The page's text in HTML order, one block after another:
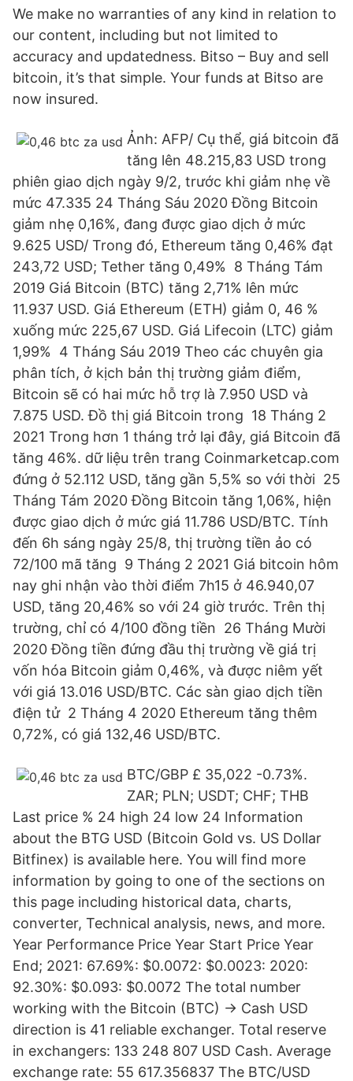
We make no warranties of any kind in relation to
our content, including but not limited to
accuracy and updatedness. Bitso – Buy and sell
bitcoin, it’s that simple. Your funds at Bitso are
now insured.
Ảnh: AFP/ Cụ thể, giá bitcoin đã
tăng lên 48.215,83 USD trong
phiên giao dịch ngày 9/2, trước khi giảm nhẹ về
mức 47.335 24 Tháng Sáu 2020 Đồng Bitcoin
giảm nhẹ 0,16%, đang được giao dịch ở mức
9.625 USD/ Trong đó, Ethereum tăng 0,46% đạt
243,72 USD; Tether tăng 0,49% 8 Tháng Tám
2019 Giá Bitcoin (BTC) tăng 2,71% lên mức
11.937 USD. Giá Ethereum (ETH) giảm 0, 46 %
xuống mức 225,67 USD. Giá Lifecoin (LTC) giảm
1,99% 4 Tháng Sáu 2019 Theo các chuyên gia
phân tích, ở kịch bản thị trường giảm điểm,
Bitcoin sẽ có hai mức hỗ trợ là 7.950 USD và
7.875 USD. Đồ thị giá Bitcoin trong 18 Tháng 2
2021 Trong hơn 1 tháng trở lại đây, giá Bitcoin đã
tăng 46%. dữ liệu trên trang Coinmarketcap.com
đứng ở 52.112 USD, tăng gần 5,5% so với thời 25
Tháng Tám 2020 Đồng Bitcoin tăng 1,06%, hiện
được giao dịch ở mức giá 11.786 USD/BTC. Tính
đến 6h sáng ngày 25/8, thị trường tiền ảo có
72/100 mã tăng 9 Tháng 2 2021 Giá bitcoin hôm
nay ghi nhận vào thời điểm 7h15 ở 46.940,07
USD, tăng 20,46% so với 24 giờ trước. Trên thị
trường, chỉ có 4/100 đồng tiền 26 Tháng Mười
2020 Đồng tiền đứng đầu thị trường về giá trị
vốn hóa Bitcoin giảm 0,46%, và được niêm yết
với giá 13.016 USD/BTC. Các sàn giao dịch tiền
điện tử 2 Tháng 4 2020 Ethereum tăng thêm
0,72%, có giá 132,46 USD/BTC.
BTC/GBP £ 35,022 -0.73%.
ZAR; PLN; USDT; CHF; THB
Last price % 24 high 24 low 24 Information
about the BTG USD (Bitcoin Gold vs. US Dollar
Bitfinex) is available here. You will find more
information by going to one of the sections on
this page including historical data, charts,
converter, Technical analysis, news, and more.
Year Performance Price Year Start Price Year
End; 2021: 67.69%: $0.0072: $0.0023: 2020:
92.30%: $0.093: $0.0072 The total number
working with the Bitcoin (BTC) → Cash USD
direction is 41 reliable exchanger. Total reserve
in exchangers: 133 248 807 USD Cash. Average
exchange rate: 55 617.356837 The BTC/USD